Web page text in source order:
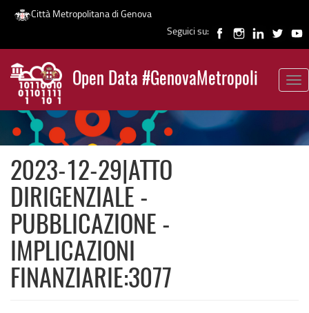
Salta
contenuto
principale
Città Metropolitana di Genova
Seguici su:
Open Data #GenovaMetropoli
News
2023-12-29|ATTO
DIRIGENZIALE -
PUBBLICAZIONE -
IMPLICAZIONI
FINANZIARIE:3077